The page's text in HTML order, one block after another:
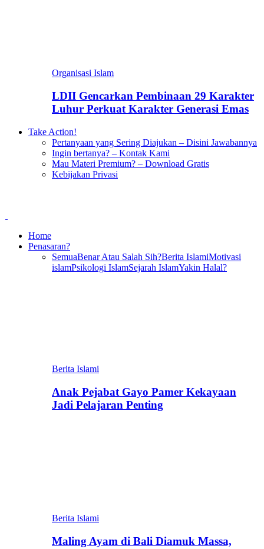
Organisasi Islam
LDII Gencarkan Pembinaan 29 Karakter
Luhur Perkuat Karakter Generasi Emas
Take Action!
Pertanyaan yang Sering Diajukan – Disini Jawabannya
Ingin bertanya? – Kontak Kami
Mau Materi Premium? – Download Gratis
Kebijakan Privasi
Home
Penasaran?
SemuaBenar Atau Salah Sih?Berita IslamiMotivasi
islamPsikologi IslamSejarah IslamYakin Halal?
Berita Islami
Anak Pejabat Gayo Pamer Kekayaan
Jadi Pelajaran Penting
Berita Islami
Maling Ayam di Bali Diamuk Massa,